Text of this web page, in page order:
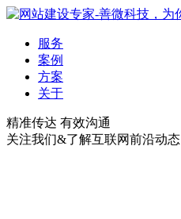
服务
案例
方案
关于
精准传达 有效沟通
关注我们&了解互联网前沿动态